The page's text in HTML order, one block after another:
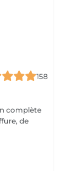
158
complète
de